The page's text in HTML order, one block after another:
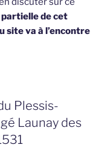
de cet
site va à l’encontre
Plessis-
Launay des